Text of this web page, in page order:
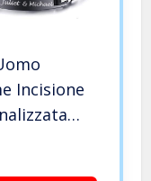
Incisione
di